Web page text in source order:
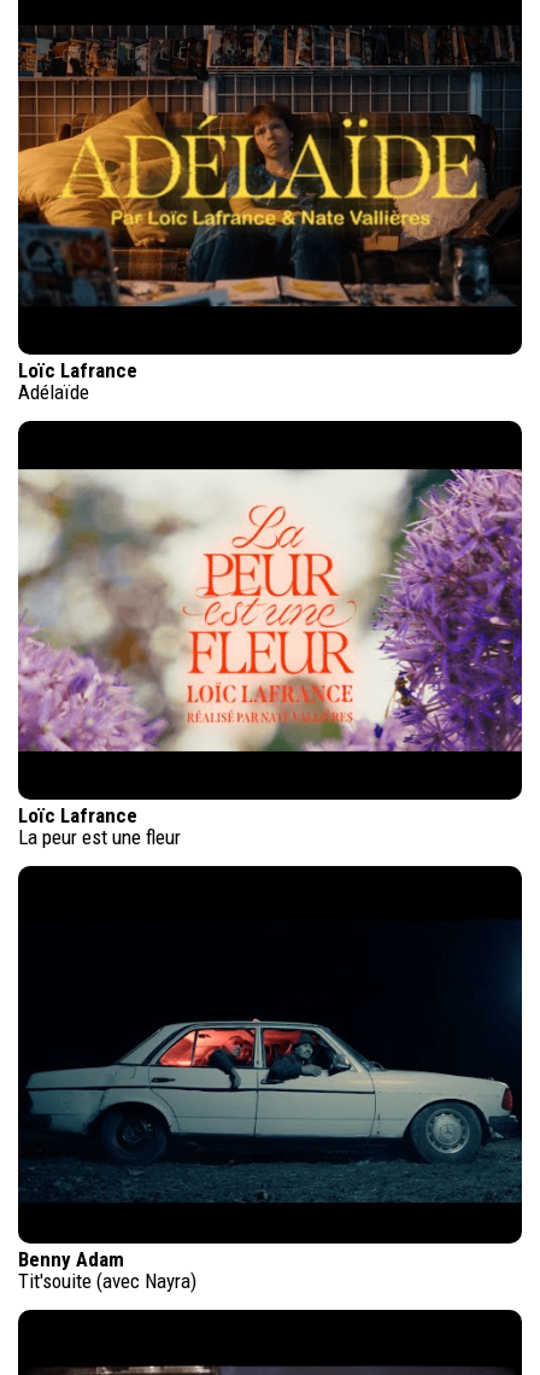
Loïc Lafrance
Adélaïde
Loïc Lafrance
La peur est une fleur
Benny Adam
Tit'souite (avec Nayra)